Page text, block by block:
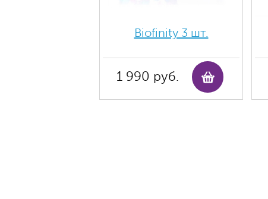
Biofinity 3 шт.
1 990 руб.